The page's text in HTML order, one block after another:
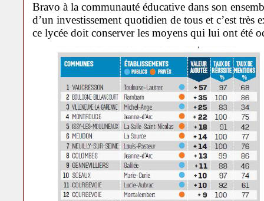
Bravo à la communauté éducative dans son
d’un investissement quotidien de tous et c’est très
ce lycée doit conserver les moyens qui lui ont été